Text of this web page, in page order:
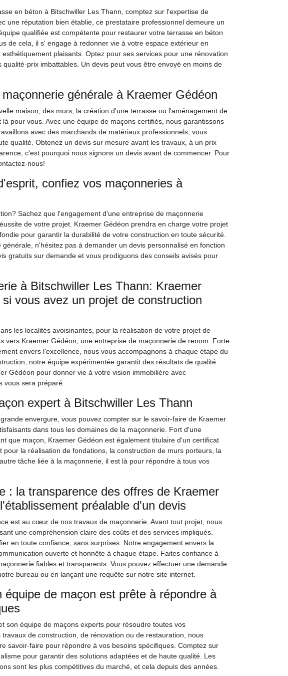
en béton à Bitschwiller Les Thann, comptez sur l'expertise de
une réputation bien établie, ce prestataire professionnel demeure un
qualifiée est compétente pour restaurer votre terrasse en béton
de cela, il s' engage à redonner vie à votre espace extérieur en
plaisants. Optez pour ses services pour une rénovation
prix imbattables. Un devis peut vous être envoyé en moins de
générale à Kraemer Gédéon
maison, des murs, la création d'une terrasse ou l'aménagement de
pour vous. Avec une équipe de maçons certifiés, nous garantissons
avec des marchands de matériaux professionnels, vous
qualité. Obtenez un devis sur mesure avant les travaux, à un prix
c'est pourquoi nous signons un devis avant de commencer. Pour
nous!
confiez vos maçonneries à
Sachez que l'engagement d'une entreprise de maçonnerie
de votre projet. Kraemer Gédéon prendra en charge votre projet
pour garantir la durabilité de votre construction en toute sécurité.
n'hésitez pas à demander un devis personnalisé en fonction
gratuits sur demande et vous prodiguons des conseils avisés pour
à Bitschwiller Les Thann: Kraemer
vous avez un projet de construction
les localités avoisinantes, pour la réalisation de votre projet de
vers Kraemer Gédéon, une entreprise de maçonnerie de renom. Forte
envers l'excellence, nous vous accompagnons à chaque étape du
notre équipe expérimentée garantit des résultats de qualité
Gédéon pour donner vie à votre vision immobilière avec
vous sera préparé.
expert à Bitschwiller Les Thann
envergure, vous pouvez compter sur le savoir-faire de Kraemer
dans tous les domaines de la maçonnerie. Fort d'une
que maçon, Kraemer Gédéon est également titulaire d'un certificat
la réalisation de fondations, la construction de murs porteurs, la
tâche liée à la maçonnerie, il est là pour répondre à tous vos
: la transparence des offres de Kraemer
préalable d'un devis
est au cœur de nos travaux de maçonnerie. Avant tout projet, nous
une compréhension claire des coûts et des services impliqués.
en toute confiance, sans surprises. Notre engagement envers la
ouverte et honnête à chaque étape. Faites confiance à
fiables et transparents. Vous pouvez effectuer une demande
bureau ou en lançant une requête sur notre site internet.
équipe de maçon est prête à répondre à
son équipe de maçons experts pour résoudre toutes vos
de construction, de rénovation ou de restauration, nous
savoir-faire pour répondre à vos besoins spécifiques. Comptez sur
pour garantir des solutions adaptées et de haute qualité. Les
sont les plus compétitives du marché, et cela depuis des années.